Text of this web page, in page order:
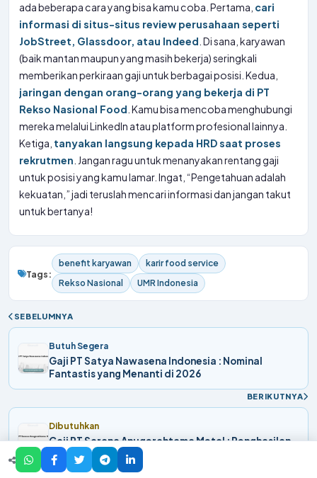
ada beberapa cara yang bisa kamu coba. Pertama, cari
informasi di situs-situs review perusahaan seperti
JobStreet, Glassdoor, atau Indeed . Di sana, karyawan
(baik mantan maupun yang masih bekerja) seringkali
memberikan perkiraan gaji untuk berbagai posisi. Kedua,
jaringan dengan orang-orang yang bekerja di PT
Rekso Nasional Food . Kamu bisa mencoba menghubungi
mereka melalui LinkedIn atau platform profesional lainnya.
Ketiga, tanyakan langsung kepada HRD saat proses
rekrutmen . Jangan ragu untuk menanyakan rentang gaji
untuk posisi yang kamu lamar. Ingat, “Pengetahuan adalah
kekuatan,” jadi teruslah mencari informasi dan jangan takut
untuk bertanya!
Tags:
benefit karyawan
karir food service
Rekso Nasional
UMR Indonesia
SEBELUMNYA
Butuh Segera
Gaji PT Satya Nawasena Indonesia : Nominal
Fantastis yang Menanti di 2026
BERIKUTNYA
Dibutuhkan
Gaji PT Sarana Anugerahtama Metal : Penghasilan
Menjanjikan di Tahun 2026